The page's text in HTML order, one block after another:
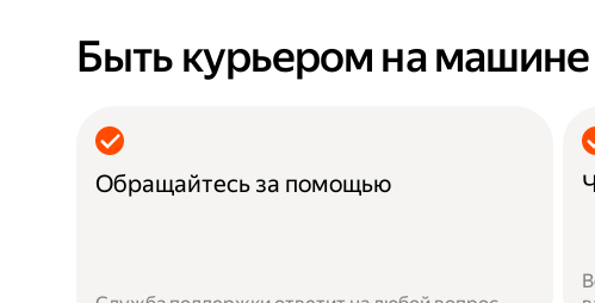
Быть курьером на
Обращайтесь за помощью